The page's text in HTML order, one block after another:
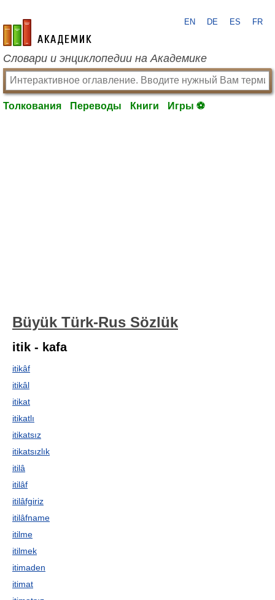
academic.ru
EN DE ES FR
Словари и энциклопедии на Академике
Толкования Переводы Книги Игры ⚽
Büyük Türk-Rus Sözlük
itik - kafa
itikâf
itikâl
itikat
itikatlı
itikatsız
itikatsızlık
itilâ
itilâf
itilâfgiriz
itilâfname
itilme
itilmek
itimaden
itimat